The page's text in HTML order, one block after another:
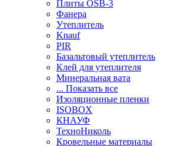
Плиты OSB-3
Фанера
Утеплитель
Knauf
PIR
Базальтовый утеплитель
Клей для утеплителя
Минеральная вата
... Показать все
Изоляционные пленки
ISOBOX
КНАУФ
ТехноНиколь
Кровельные материалы